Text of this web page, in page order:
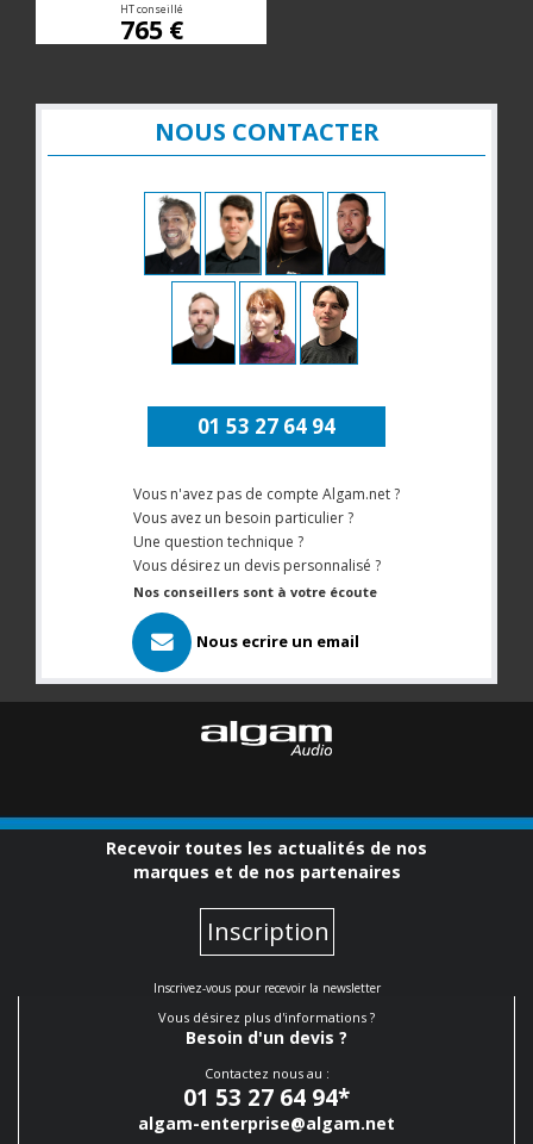
HT conseillé
765 €
NOUS CONTACTER
01 53 27 64 94
Vous n'avez pas de compte Algam.net ?
Vous avez un besoin particulier ?
Une question technique ?
Vous désirez un devis personnalisé ?
Nos conseillers sont à votre écoute
Nous ecrire un email
Recevoir toutes les actualités de nos
marques et de nos partenaires
Inscription
Inscrivez-vous pour recevoir la newsletter
Vous désirez plus d'informations ?
Besoin d'un devis ?
Contactez nous au :
01 53 27 64 94*
algam-enterprise@algam.net